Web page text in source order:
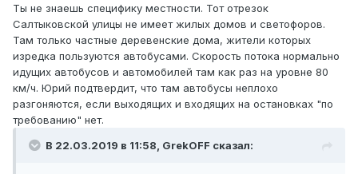
Ты не знаешь специфику местности. Тот отрезок
Салтыковской улицы не имеет жилых домов и светофоров.
Там только частные деревенские дома, жители которых
изредка пользуются автобусами. Скорость потока нормально
идущих автобусов и автомобилей там как раз на уровне 80
км/ч. Юрий подтвердит, что там автобусы неплохо
разгоняются, если выходящих и входящих на остановках "по
требованию" нет.
В 22.03.2019 в 11:58, GrekOFF сказал: